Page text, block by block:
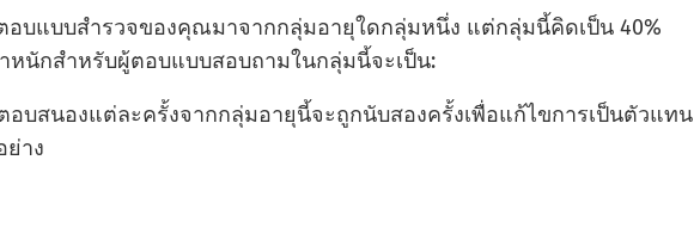
อบแบบสํารวจของคุณมาจากกลุ่มอายุใดกลุ่มหนึ่ง แต่กลุ่มนี้คิดเป็น 40%
หนักสําหรับผู้ตอบแบบสอบถามในกลุ่มนี้จะเป็น:
อบสนองแต่ละครั้งจากกลุ่มอายุนี้จะถูกนับสองครั้งเพื่อแก้ไขการเป็นตัวแทน
ย่าง